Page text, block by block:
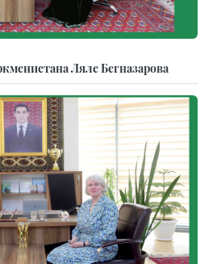
Ляле Бегназарова